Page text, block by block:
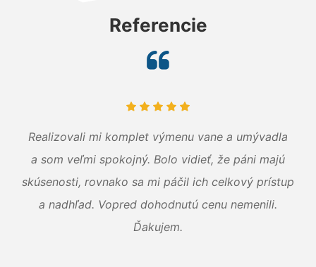
Referencie
Realizovali mi komplet výmenu vane a umývadla
a som veľmi spokojný. Bolo vidieť, že páni majú
skúsenosti, rovnako sa mi páčil ich celkový prístup
a nadhľad. Vopred dohodnutú cenu nemenili.
Ďakujem.